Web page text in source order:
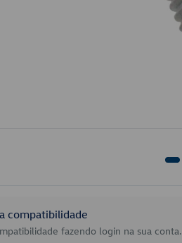
compatibilidade
fazendo login na sua conta.